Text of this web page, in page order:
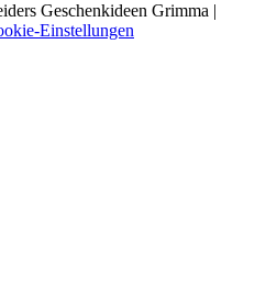
Geschenkideen Grimma |
Einstellungen